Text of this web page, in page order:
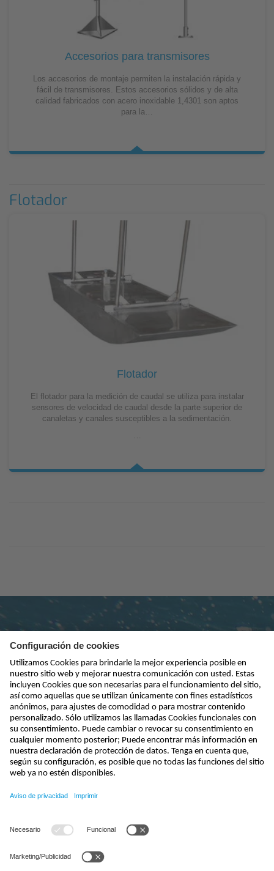
Accesorios para transmisores
Los accesorios de montaje permiten la instalación rápida y
fácil de transmisores. Estos accesorios sólidos y de alta
calidad fabricados con acero inoxidable 1,4301 son aptos
para la…
Flotador
Flotador
El flotador para la medición de caudal se utiliza para instalar
sensores de velocidad de caudal desde la parte superior de
canaletas y canales susceptibles a la sedimentación.
Suscribirse al boletín
enviar
+49 7262 9191-0